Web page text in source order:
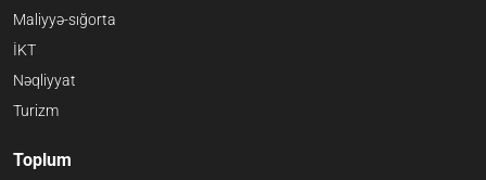
Maliyyə-sığorta
İKT
Nəqliyyat
Turizm
Toplum